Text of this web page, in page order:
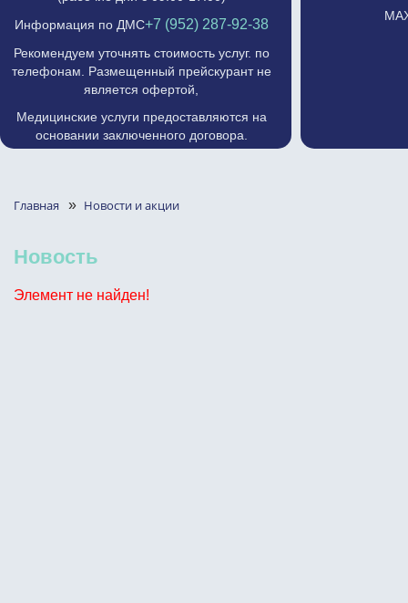
Информация по ДМС+7 (952) 287-92-38
Рекомендуем уточнять стоимость услуг. по
телефонам. Размещенный прейскурант не
является офертой,
Медицинские услуги предоставляются на
основании заключенного договора.
Главная » Новости и акции
Новость
Элемент не найден!